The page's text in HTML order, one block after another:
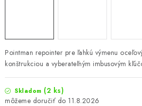
Kontakty Hodnotenie obchodu
Pointman repointer pre ľahkú výmenu
konštrukciou a vyberateľným imbusovým
Skladom (2 ks)
11.8.2026